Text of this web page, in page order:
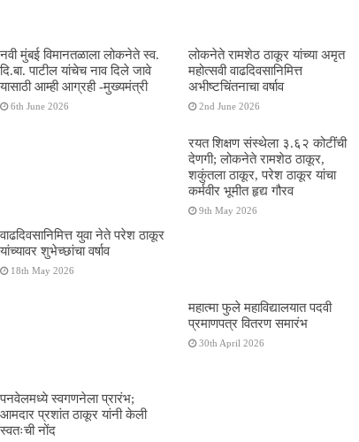
नवी मुंबई विमानतळाला लोकनेते स्व.
दि.बा. पाटील यांचेच नाव दिले जावे
यासाठी आम्ही आग्रही -मुख्यमंत्री
6th June 2026
लोकनेते रामशेठ ठाकूर यांच्या अमृत
महोत्सवी वाढदिवसानिमित्त
अभीष्टचिंतनाचा वर्षाव
2nd June 2026
वाढदिवसानिमित्त युवा नेते परेश ठाकूर
यांच्यावर शुभेच्छांचा वर्षाव
18th May 2026
रयत शिक्षण संस्थेला ३.६२ कोटींची
देणगी; लोकनेते रामशेठ ठाकूर,
शकुंतला ठाकूर, परेश ठाकूर यांचा
कर्मवीर भूमीत हृद्य गौरव
9th May 2026
पनवेलमध्ये स्वगणनेला प्रारंभ;
आमदार प्रशांत ठाकूर यांनी केली
स्वतःची नोंद
महात्मा फुले महाविद्यालयात पदवी
प्रमाणपत्र वितरण समारंभ
30th April 2026